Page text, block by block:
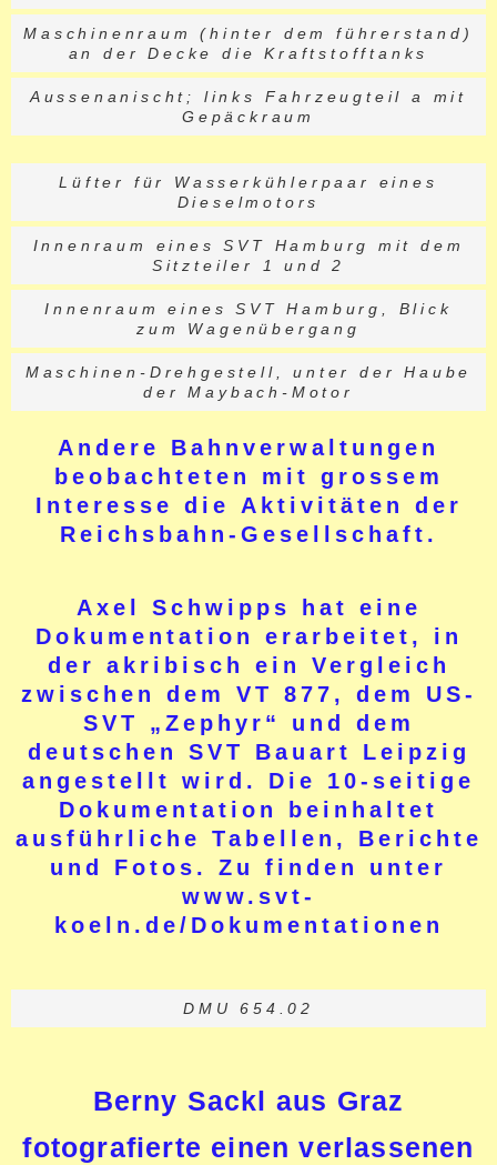
Maschinenraum (hinter dem führerstand)
an der Decke die Kraftstofftanks
Aussenanischt; links Fahrzeugteil a mit
Gepäckraum
Lüfter für Wasserkühlerpaar eines
Dieselmotors
Innenraum eines SVT Hamburg mit dem
Sitzteiler 1 und 2
Innenraum eines SVT Hamburg, Blick
zum Wagenübergang
Maschinen-Drehgestell, unter der Haube
der Maybach-Motor
Andere Bahnverwaltungen
beobachteten mit grossem
Interesse die Aktivitäten der
Reichsbahn-Gesellschaft.
Axel Schwipps hat eine
Dokumentation erarbeitet, in
der akribisch ein Vergleich
zwischen dem VT 877, dem US-
SVT „Zephyr“ und dem
deutschen SVT Bauart Leipzig
angestellt wird. Die 10-seitige
Dokumentation beinhaltet
ausführliche Tabellen, Berichte
und Fotos. Zu finden unter
www.svt-
koeln.de/Dokumentationen
DMU 654.02
Berny Sackl aus Graz
fotografierte einen verlassenen